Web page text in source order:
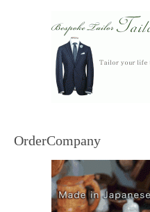
OrderCompany